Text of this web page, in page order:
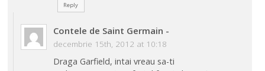
Reply
Contele de Saint Germain -
decembrie 15th, 2012 at 10:18
Draga Garfield, intai vreau sa-ti